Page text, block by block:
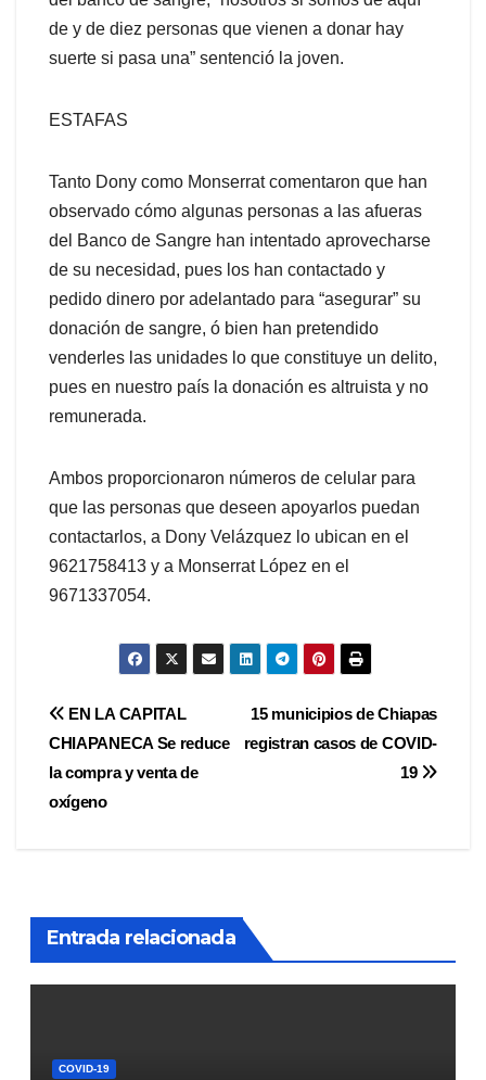
de y de diez personas que vienen a donar hay
suerte si pasa una” sentenció la joven.
ESTAFAS
Tanto Dony como Monserrat comentaron que han
observado cómo algunas personas a las afueras
del Banco de Sangre han intentado aprovecharse
de su necesidad, pues los han contactado y
pedido dinero por adelantado para “asegurar” su
donación de sangre, ó bien han pretendido
venderles las unidades lo que constituye un delito,
pues en nuestro país la donación es altruista y no
remunerada.
Ambos proporcionaron números de celular para
que las personas que deseen apoyarlos puedan
contactarlos, a Dony Velázquez lo ubican en el
9621758413 y a Monserrat López en el
9671337054.
Navegación
de
entradas
15 municipios de Chiapas
registran casos de COVID-
19
EN LA CAPITAL
CHIAPANECA Se reduce
la compra y venta de
oxígeno
Entrada relacionada
COVID-19